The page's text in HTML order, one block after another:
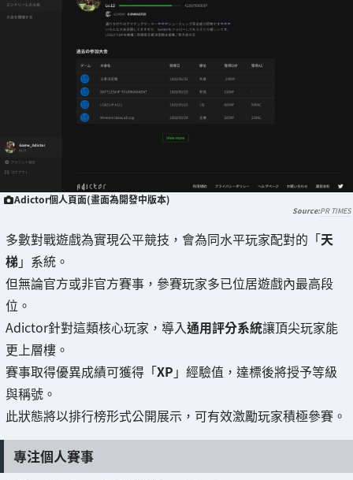
Adictor個人頁面(畫面為開發中版本)
PR TIMES
多數對戰遊戲為實現公平競技，會為同水平玩家配對的「天
梯」系統。
但無論官方或非官方賽事，參賽玩家多已位居遊戲內最高段
位。
Adictor針對這類核心玩家，導入通用評分系統讓頂尖玩家能
更上層樓。
賽事取得優異成績可獲得「XP 」經驗值，達標後將授予等級
與稱號。
此狀態將以排行榜形式公開展示，可有效激勵玩家積極參賽。
專注個人賽事